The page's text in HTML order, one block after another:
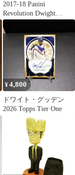
2017-18 Panini
Revolution Dwight
Howard
¥4,800
ドワイト・グッデン
2026 Topps Tier One